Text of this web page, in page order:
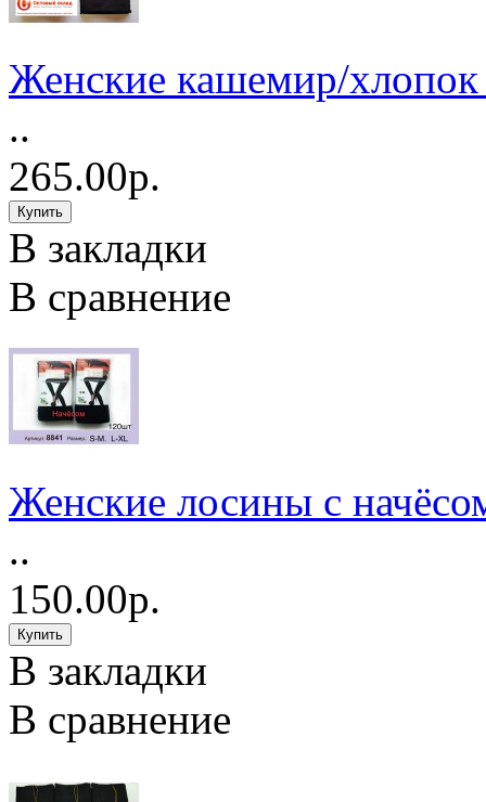
Женские кашемир/
..
265.00р.
В закладки
В сравнение
Женские лосины с
..
150.00р.
В закладки
В сравнение